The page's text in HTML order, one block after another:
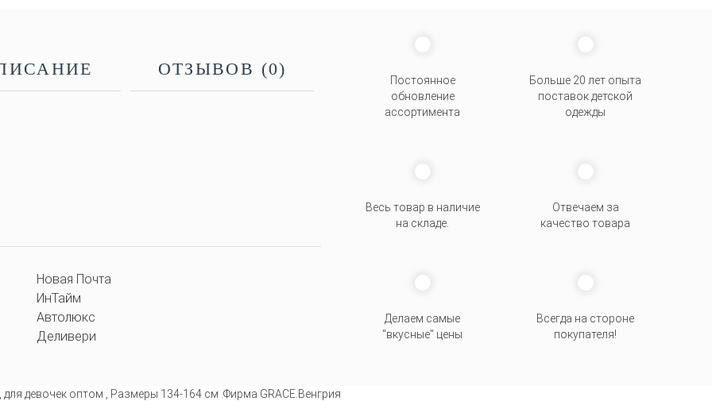
ОТЗЫВОВ (0)
Новая Почта
ИнТайм
Автолюкс
Деливери
Постоянное
обновление
ассортимента
Больше 20 лет опыта
поставок детской
одежды
Весь товар в наличие
на складе.
Отвечаем за
качество товара
Делаем самые
"вкусные" цены
Всегда на стороне
покупателя!
, для девочек оптом , Размеры 134-164 см .Фирма GRACE.Венгрия